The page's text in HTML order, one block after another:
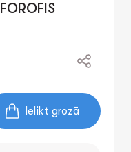
Ielikt grozā